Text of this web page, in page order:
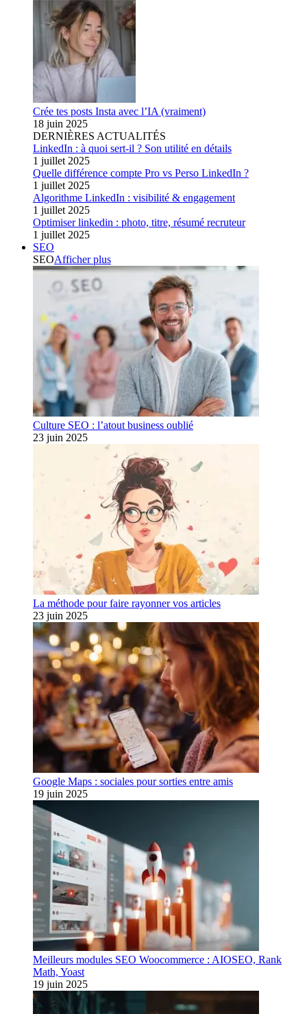
Crée tes posts Insta avec l’IA (vraiment)
18 juin 2025
DERNIÈRES ACTUALITÉS
LinkedIn : à quoi sert-il ? Son utilité en détails
1 juillet 2025
Quelle différence compte Pro vs Perso LinkedIn ?
1 juillet 2025
Algorithme LinkedIn : visibilité & engagement
1 juillet 2025
Optimiser linkedin : photo, titre, résumé recruteur
1 juillet 2025
SEO
SEOAfficher plus
Culture SEO : l’atout business oublié
23 juin 2025
La méthode pour faire rayonner vos articles
23 juin 2025
Google Maps : sociales pour sorties entre amis
19 juin 2025
Meilleurs modules SEO Woocommerce : AIOSEO, Rank
Math, Yoast
19 juin 2025